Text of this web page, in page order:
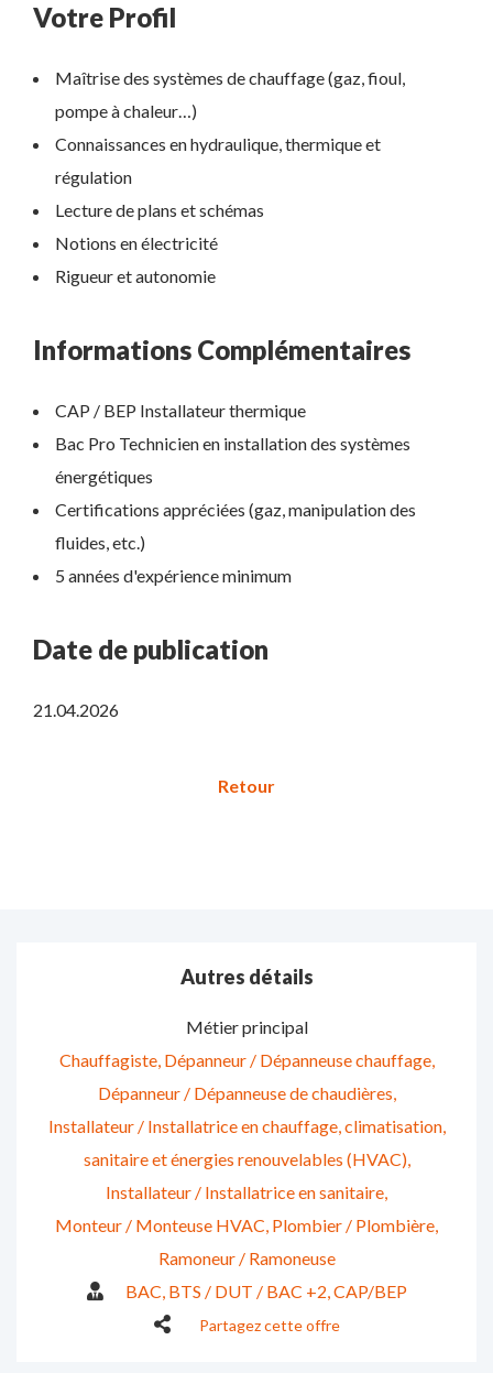
Votre Profil
Maîtrise des systèmes de chauffage (gaz, fioul,
pompe à chaleur…)
Connaissances en hydraulique, thermique et
régulation
Lecture de plans et schémas
Notions en électricité
Rigueur et autonomie
Informations Complémentaires
CAP / BEP Installateur thermique
Bac Pro Technicien en installation des systèmes
énergétiques
Certifications appréciées (gaz, manipulation des
fluides, etc.)
5 années d'expérience minimum
Date de publication
21.04.2026
Autres détails
Métier principal
Chauffagiste Dépanneur / Dépanneuse chauffage
Dépanneur / Dépanneuse de chaudières
Installateur / Installatrice en chauffage, climatisation,
sanitaire et énergies renouvelables (HVAC)
Installateur / Installatrice en sanitaire
Monteur / Monteuse HVAC Plombier / Plombière
Ramoneur / Ramoneuse
BAC BTS / DUT / BAC +2 CAP/BEP
Partagez cette offre